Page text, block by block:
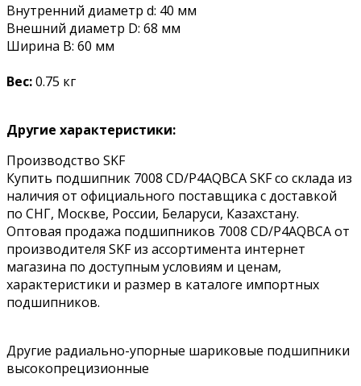
Внутренний диаметр d: 40 мм
Внешний диаметр D: 68 мм
Ширина B: 60 мм
Вес:0.75 кг
Другие характеристики:
Производство SKF
Купить подшипник 7008 CD/P4AQBCA SKF со склада из
наличия от официального поставщика с доставкой
по СНГ, Москве, России, Беларуси, Казахстану.
Оптовая продажа подшипников 7008 CD/P4AQBCA от
производителя SKF из ассортимента интернет
магазина по доступным условиям и ценам,
характеристики и размер в каталоге импортных
подшипников.
Другие радиально-упорные шариковые подшипники
высокопрецизионные